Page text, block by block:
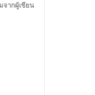
จากผู้เขียน